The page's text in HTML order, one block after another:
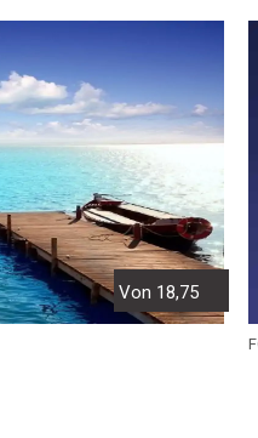
Von 18,75